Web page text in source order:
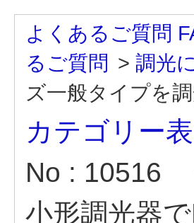
よくあるご質問
るご質問 > 調光
ズ一般タイプを
カテゴリー
No : 10516
小形調光器